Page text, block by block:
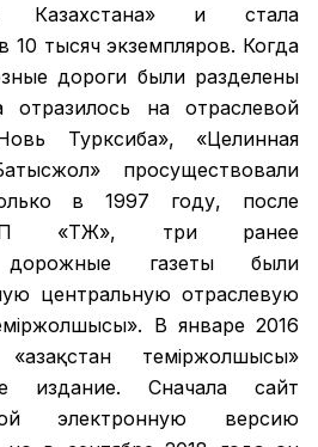
Казахстана» и стала
тысяч экземпляров. Когда
дороги были разделены
на отраслевой
Турксиба», «Целинная
просуществовали
в 1997 году, после
«ҚТЖ», три ранее
дорожные газеты были
центральную отраслевую
В январе 2016
теміржолшысы»
издание. Сначала сайт
электронную версию